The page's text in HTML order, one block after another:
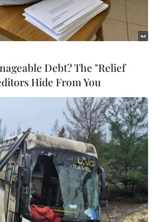
(Nguồn: petapixel.com)
mày hoặc mỉm cười, người gặp
khỏe hay lời nói giờ đây có
những thao tác trên các mẫu
dụng hệ điều hành Android
mới được Google công bố.
Google khẳng định: "Để các thiết
Debt? The "Relief
Hide From You